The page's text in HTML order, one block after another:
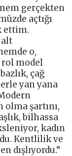
gerçekten
açtığı
ettim.
o,
rol model
çağ
yan yana
şartını,
bilhassa
kadın
Kentlilik ve
dışlıyordu.”